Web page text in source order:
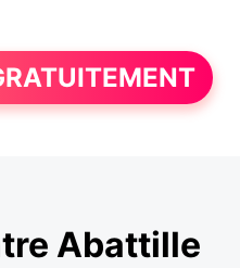
Abattille